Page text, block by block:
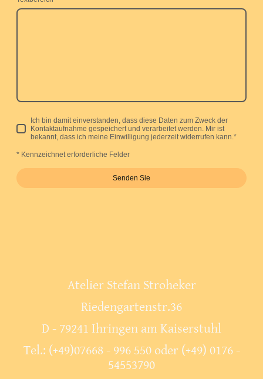
Ich bin damit einverstanden, dass diese Daten zum Zweck der
Kontaktaufnahme gespeichert und verarbeitet werden. Mir ist
bekannt, dass ich meine Einwilligung jederzeit widerrufen kann.*
* Kennzeichnet erforderliche Felder
Senden Sie
Atelier Stefan Stroheker
Riedengartenstr.36
D - 79241 Ihringen am Kaiserstuhl
Tel.: (+49)07668 - 996 550 oder (+49) 0176 -
54553790